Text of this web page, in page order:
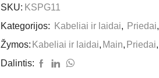
SKU: KSPG11
Kategorijos:
Kabeliai ir laidai, Priedai,
Žymos: Kabeliai ir laidai, Main, Priedai,
Dalintis: